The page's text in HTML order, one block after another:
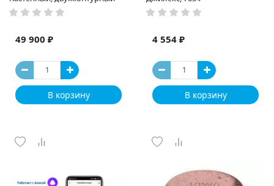
49 900 ₽
В корзину
4 554 ₽
В корзину